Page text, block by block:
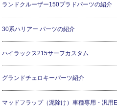
ランドクルーザー150プラドパーツの紹介
30系ハリアー パーツの紹介
ハイラックス215サーフカスタム
グランドチェロキーパーツ紹介
マッドフラップ（泥除け）車種専用・汎用